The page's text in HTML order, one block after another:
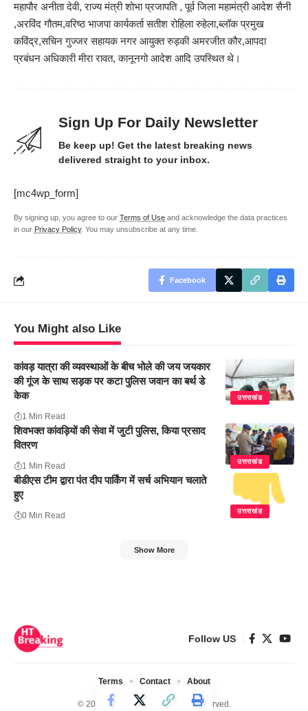
महापौर अनीता देवी, राज्य मंत्री शोभा प्रजापति , पूर्व जिला महामंत्री आदेश सैनी
,अरविंद गौतम,वरिष्ठ भाजपा कार्यकर्ता सतीश रोहिला रुहेला,ब्लॉक प्रमुख
कविंद्र,सचिन गुज्जर सहायक नगर आयुक्त रुड़की अमरजीत कौर,आपदा
प्रबंधन अधिकारी मीरा रावत, कानूनगो आदेश आदि उपस्थित थे।
Sign Up For Daily Newsletter
Be keep up! Get the latest breaking news
delivered straight to your inbox.
[mc4wp_form]
By signing up, you agree to our Terms of Use and acknowledge the data practices
in our Privacy Policy. You may unsubscribe at any time.
Facebook
You Might also Like
उत्तराखंड
कांवड़ यात्रा की व्यवस्थाओं के बीच भोले की जय जयकार
की गूंज के साथ सड़क पर कटा पुलिस जवान का बर्थ डे
केक
1 Min Read
उत्तराखंड
शिवभक्त कांवड़ियों की सेवा में जुटी पुलिस, किया प्रसाद
वितरण
1 Min Read
उत्तराखंड
बीडीएस टीम द्वारा पंत दीप पार्किंग में सर्च अभियान चलाते
हुए
0 Min Read
Show More
Follow US
© 2024 Ht Breaking. All Rights Reserved.
Terms Contact About